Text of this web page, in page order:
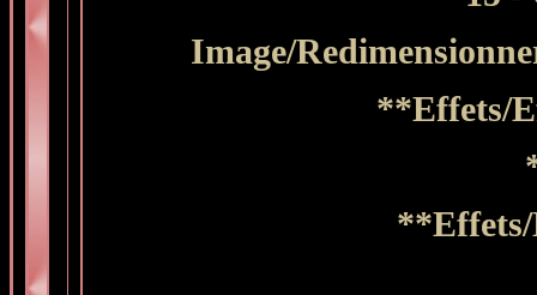
Image/
**Effets/
**Effets/